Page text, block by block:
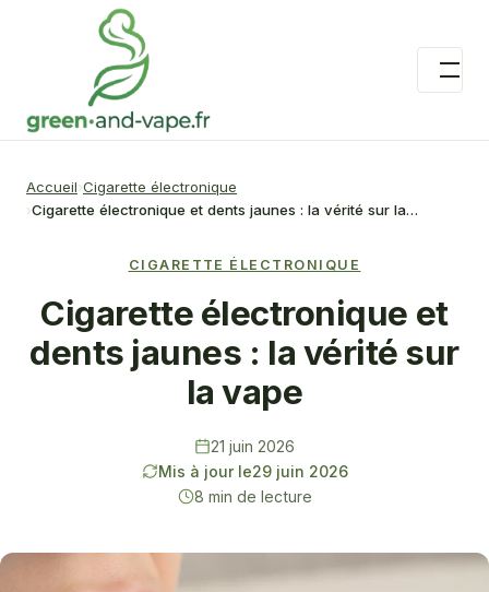
Accueil Cigarette électronique
Cigarette électronique et dents jaunes : la vérité sur la…
CIGARETTE ÉLECTRONIQUE
Cigarette électronique et
dents jaunes : la vérité sur
la vape
21 juin 2026
Mis à jour le29 juin 2026
8 min de lecture